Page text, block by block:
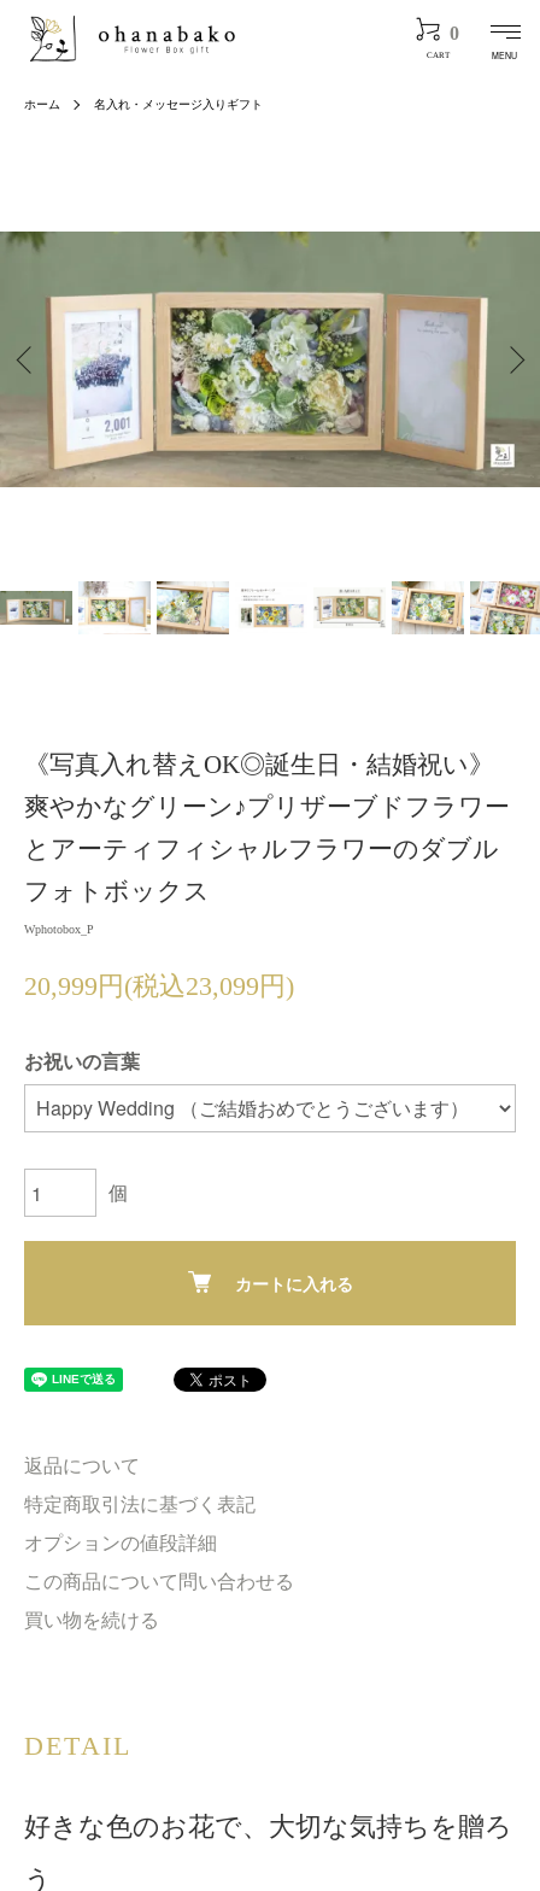
0
CART MENU
ホーム 名入れ・メッセージ入りギフト
《写真入れ替えOK◎誕生日・結婚祝い》
爽やかなグリーン♪プリザーブドフラワー
とアーティフィシャルフラワーのダブル
フォトボックス
Wphotobox_P
20,999円(税込23,099円)
お祝いの言葉
個
カートに入れる
返品について
特定商取引法に基づく表記
オプションの値段詳細
この商品について問い合わせる
買い物を続ける
DETAIL
好きな色のお花で、大切な気持ちを贈ろ
う